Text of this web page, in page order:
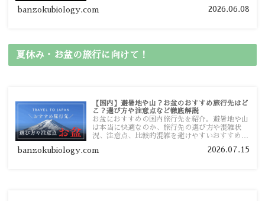
ガイドマップからスムーズに見つけていただけま
banzokubiology.com 2026.06.08
夏休み・お盆の旅行に向けて！
【国内】避暑地や山？お盆のおすすめ旅行先はど
こ？選び方や注意点など徹底解説
お盆におすすめの国内旅行先を紹介。避暑地や山
は本当に快適なのか、旅行先の選び方や混雑状
況、注意点、比較的混雑を避けやすいおすすめス
す。
banzokubiology.com 2026.07.15